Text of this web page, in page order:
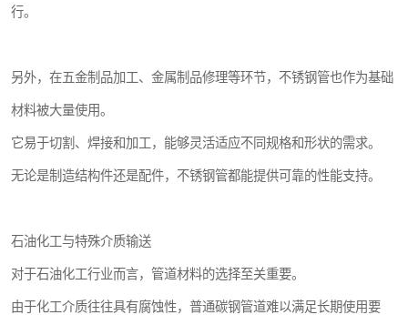
行。
另外，在五金制品加工、金属制品修理等环节，不锈钢管也作为基础
材料被大量使用。
它易于切割、焊接和加工，能够灵活适应不同规格和形状的需求。
无论是制造结构件还是配件，不锈钢管都能提供可靠的性能支持。
石油化工与特殊介质输送
对于石油化工行业而言，管道材料的选择至关重要。
由于化工介质往往具有腐蚀性，普通碳钢管道难以满足长期使用要